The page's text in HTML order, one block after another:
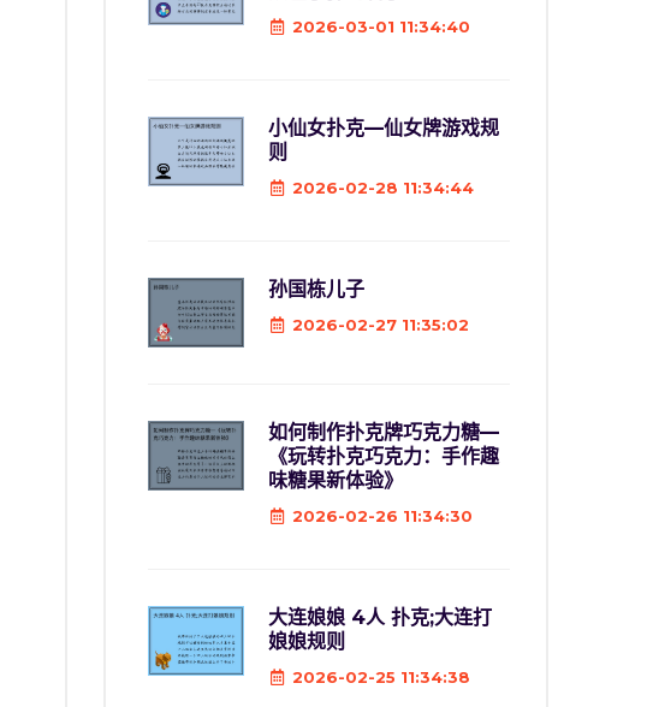
2026-03-01 11:34:40
小仙女扑克—仙女牌游戏规
则
2026-02-28 11:34:44
孙国栋儿子
2026-02-27 11:35:02
如何制作扑克牌巧克力糖—
《玩转扑克巧克力：手作趣
味糖果新体验》
2026-02-26 11:34:30
大连娘娘 4人 扑克;大连打
娘娘规则
2026-02-25 11:34:38